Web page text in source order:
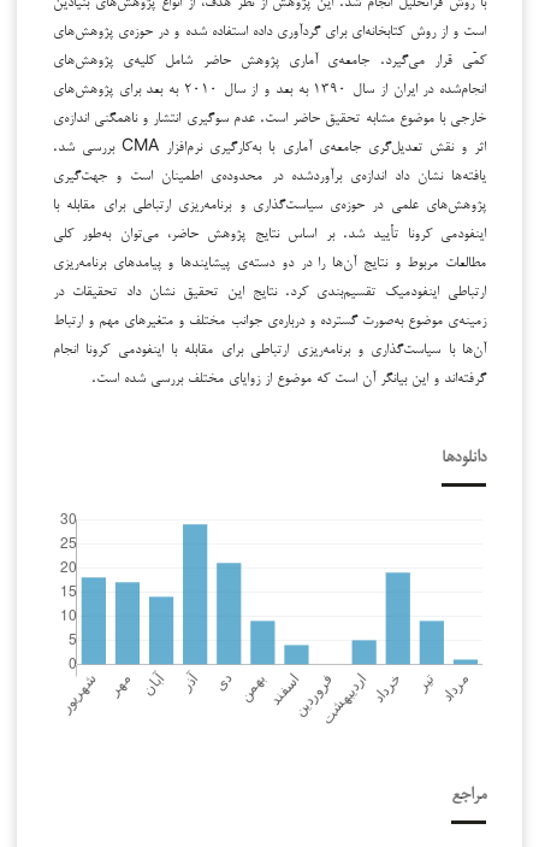
است و از روش کتابخانه‌ای برای گردآوری داده استفاده شده و در حوزه‌ی پژوهش‌های
کمّی قرار می‌گیرد. جامعه‌ی آماری پژوهش حاضر شامل کلیه‌ی پژوهش‌های
انجام‌شده در ایران از سال ۱۳۹۰ به بعد و از سال ۲۰۱۰ به بعد برای پژوهش‌های
خارجی با موضوع مشابه تحقیق حاضر است. عدم سوگیری انتشار و ناهمگنی اندازه‌ی
اثر و نقش تعدیل‌گری جامعه‌ی آماری با به‌کارگیری نرم‌افزار CMA بررسی شد.
یافته‌ها نشان داد اندازه‌ی برآوردشده در محدوده‌ی اطمینان است و جهت‌گیری
پژوهش‌های علمی در حوزه‌ی سیاست‌گذاری و برنامه‌ریزی ارتباطی برای مقابله با
اینفودمی کرونا تأیید شد. بر اساس نتایج پژوهش حاضر، می‌توان به‌طور کلی
مطالعات مربوط و نتایج آن‌ها را در دو دسته‌ی پیشایندها و پیامدهای برنامه‌ریزی
ارتباطی اینفودمیک تقسیم‌بندی کرد. نتایج این تحقیق نشان داد تحقیقات در
زمینه‌ی موضوع به‌صورت گسترده و درباره‌ی جوانب مختلف و متغیرهای مهم و ارتباط
آن‌ها با سیاست‌گذاری و برنامه‌ریزی ارتباطی برای مقابله با اینفودمی کرونا انجام
گرفته‌اند و این بیانگر آن است که موضوع از زوایای مختلف بررسی شده است.
دانلودها
مراجع